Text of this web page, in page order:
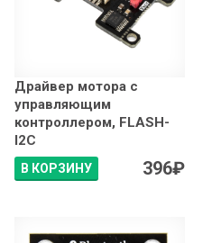
Драйвер мотора с
управляющим
контроллером, FLASH-
I2C
В КОРЗИНУ 396₽